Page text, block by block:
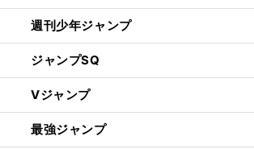
週刊少年ジャンプ
ジャンプSQ
Vジャンプ
最強ジャンプ